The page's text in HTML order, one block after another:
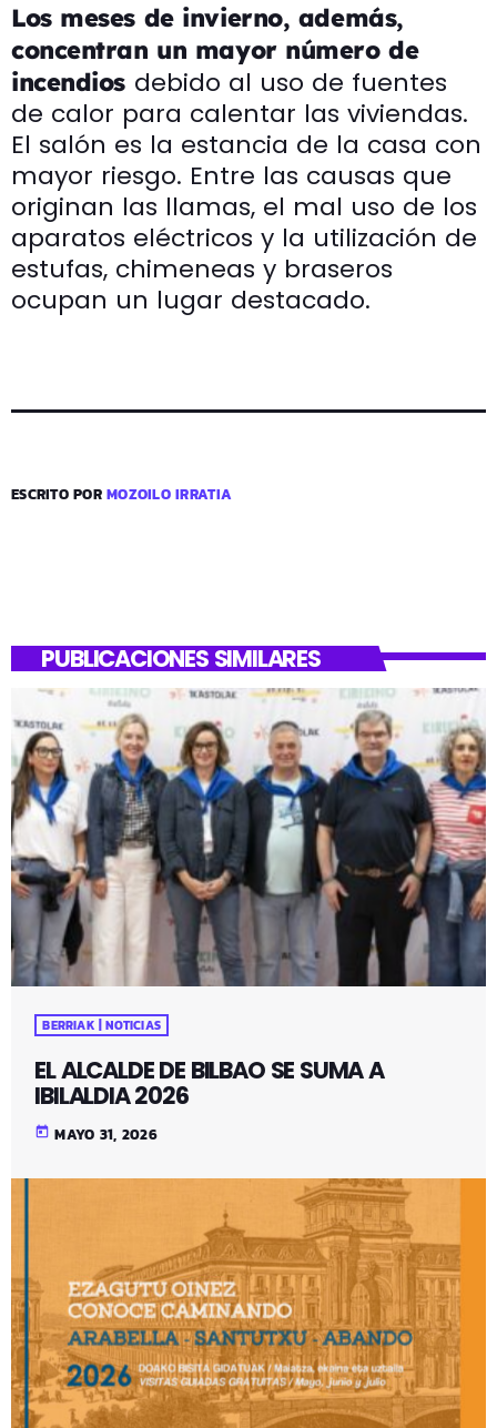
Los meses de invierno, además,
concentran un mayor número de
incendios debido al uso de fuentes
de calor para calentar las viviendas.
El salón es la estancia de la casa con
mayor riesgo. Entre las causas que
originan las llamas, el mal uso de los
aparatos eléctricos y la utilización de
estufas, chimeneas y braseros
ocupan un lugar destacado.
ESCRITO PORMOZOILO IRRATIA
PUBLICACIONES SIMILARES
BERRIAK | NOTICIAS
EL ALCALDE DE BILBAO SE SUMA A
IBILALDIA 2026
today MAYO 31, 2026